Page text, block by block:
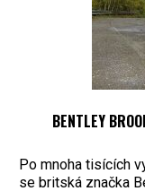
BENTLEY
Po mnoha tisících
se britská značka